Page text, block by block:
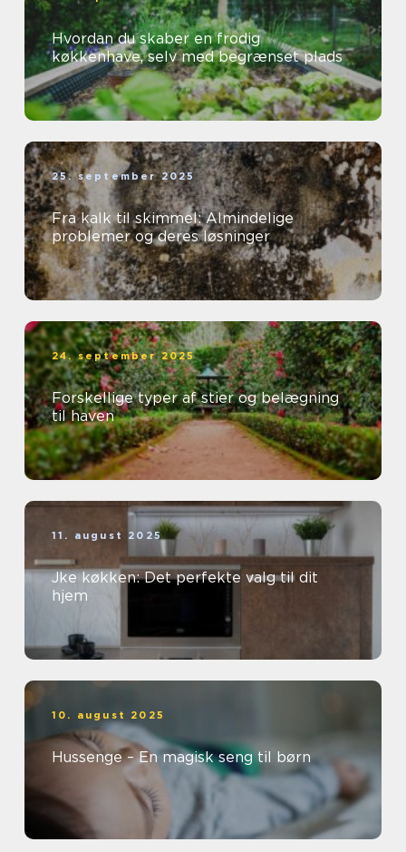
Hvordan du skaber en frodig
køkkenhave, selv med begrænset plads
25. september 2025
Fra kalk til skimmel: Almindelige
problemer og deres løsninger
24. september 2025
Forskellige typer af stier og belægning
til haven
11. august 2025
Jke køkken: Det perfekte valg til dit
hjem
10. august 2025
Hussenge – En magisk seng til børn